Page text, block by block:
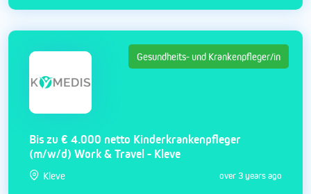
Gesundheits- und Krankenpfleger/in
Bis zu € 4.000 netto Kinderkrankenpfleger
(m/w/d) Work & Travel - Kleve
Kleve over 3 years ago